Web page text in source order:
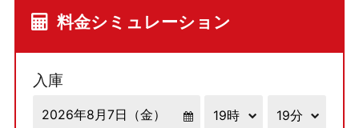
料金シミュレーション
入庫